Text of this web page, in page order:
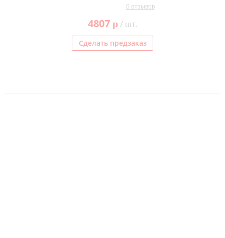
0 отзывов
4807 p/ шт.
Сделать предзаказ